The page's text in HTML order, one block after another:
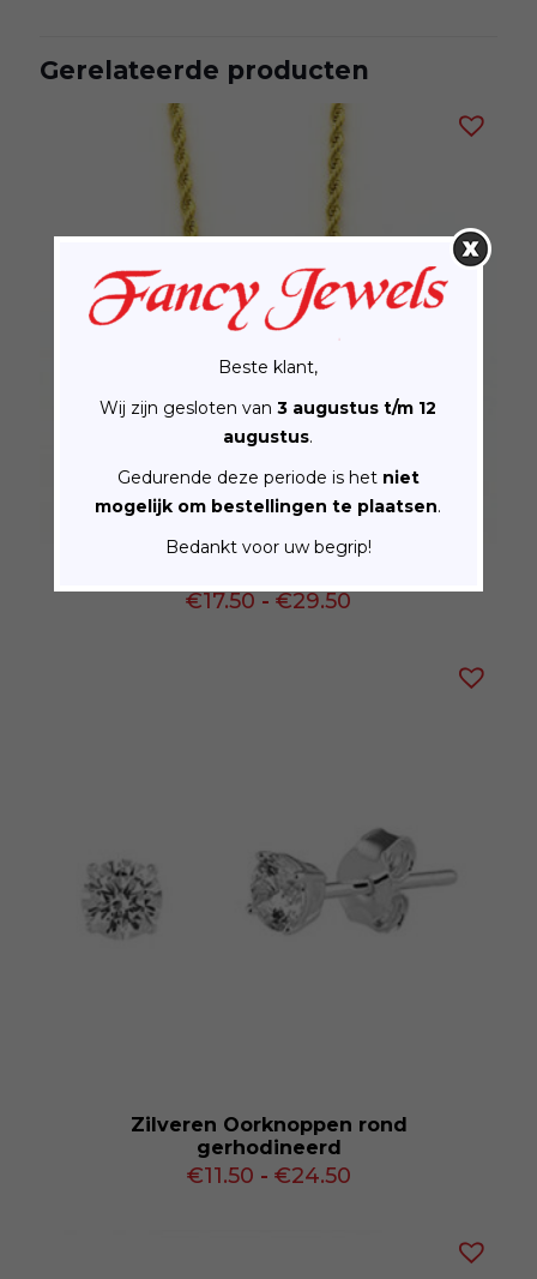
Gerelateerde producten
€17.50 - €29.50Prijsklasse:
Zilveren Oorknoppen rond
gerhodineerd
€11.50 - €24.50Prijsklasse:
Beste klant,
Wij zijn gesloten van3 augustus t/m 12
augustus.
Gedurende deze periode is het niet
mogelijk om bestellingen te plaatsen.
Bedankt voor uw begrip!